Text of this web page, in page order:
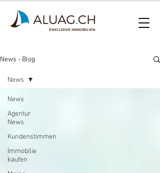
News - Blog
News
Agentur
News
Kundenstimmen
Immobilie
kaufen
News